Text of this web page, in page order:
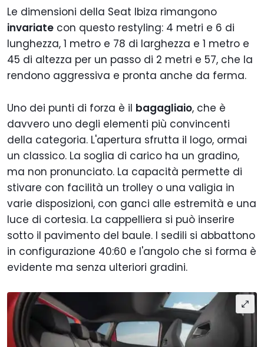
Le dimensioni della Seat Ibiza rimangono
invariate con questo restyling: 4 metri e 6 di
lunghezza, 1 metro e 78 di larghezza e 1 metro e
45 di altezza per un passo di 2 metri e 57, che la
rendono aggressiva e pronta anche da ferma.
Uno dei punti di forza è il bagagliaio, che è
davvero uno degli elementi più convincenti
della categoria. L'apertura sfrutta il logo, ormai
un classico. La soglia di carico ha un gradino,
ma non pronunciato. La capacità permette di
stivare con facilità un trolley o una valigia in
varie disposizioni, con ganci alle estremità e una
luce di cortesia. La cappelliera si può inserire
sotto il pavimento del baule. I sedili si abbattono
in configurazione 40:60 e l'angolo che si forma è
evidente ma senza ulteriori gradini.